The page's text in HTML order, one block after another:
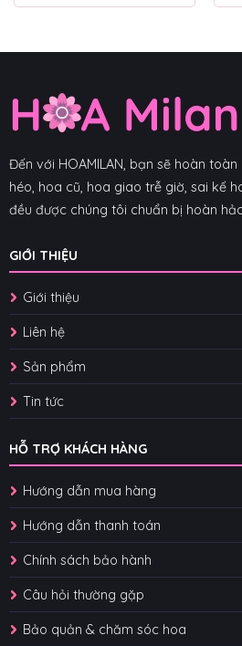
Đến với HOAMILAN, bạn sẽ hoàn
héo, hoa cũ, hoa giao trễ giờ, sai kế
đều được chúng tôi chuẩn bị hoàn
GIỚI THIỆU
Giới thiệu
Liên hệ
Sản phẩm
Tin tức
HỖ TRỢ KHÁCH HÀNG
Hướng dẫn mua hàng
Hướng dẫn thanh toán
Chính sách bảo hành
Câu hỏi thường gặp
Bảo quản & chăm sóc hoa